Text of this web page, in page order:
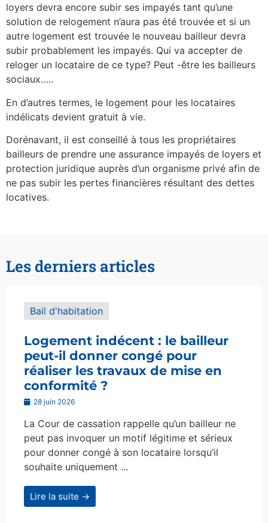
loyers devra encore subir ses impayés tant qu’une
solution de relogement n’aura pas été trouvée et si un
autre logement est trouvée le nouveau bailleur devra
subir probablement les impayés. Qui va accepter de
reloger un locataire de ce type? Peut -être les bailleurs
sociaux…..
En d’autres termes, le logement pour les locataires
indélicats devient gratuit à vie.
Dorénavant, il est conseillé à tous les propriétaires
bailleurs de prendre une assurance impayés de loyers et
protection juridique auprès d’un organisme privé afin de
ne pas subir les pertes financières résultant des dettes
locatives.
Les derniers articles
Bail d'habitation
Logement indécent : le bailleur
peut-il donner congé pour
réaliser les travaux de mise en
conformité ?
28 juin 2026
La Cour de cassation rappelle qu’un bailleur ne
peut pas invoquer un motif légitime et sérieux
pour donner congé à son locataire lorsqu’il
souhaite uniquement ...
Lire la suite →